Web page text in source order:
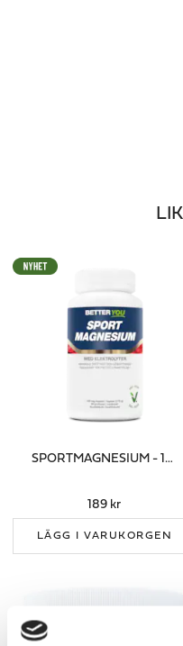
SPORTMAGNESIUM - 120 KAPS
189 kr
LÄGG I VARUKORGEN